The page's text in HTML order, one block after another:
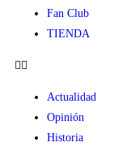
Fan Club
TIENDA
Actualidad
Opinión
Historia